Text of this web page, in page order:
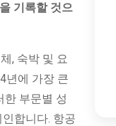
기록할 것으
, 숙박 및 요
년에 가장 큰
한 부문별 성
합니다. 항공